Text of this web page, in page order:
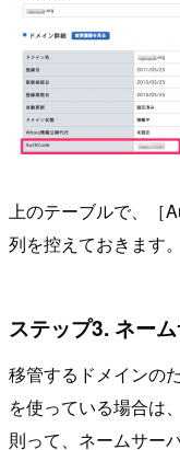
上のテーブルで、［
列を控えておきます。
ステップ3. ネー
移管するドメインの
を使っている場合は
則って、ネームサー